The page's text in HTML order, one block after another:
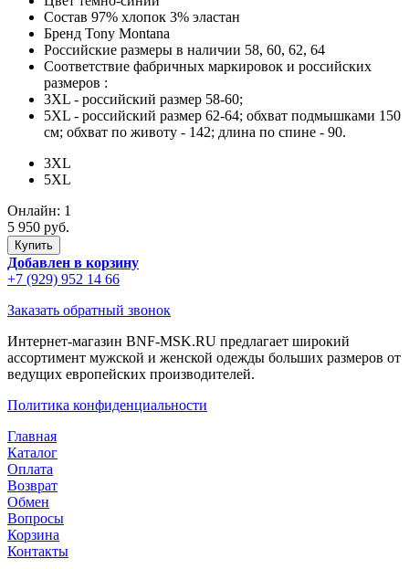
Состав 97% хлопок 3% эластан
Бренд Tony Montana
Российские размеры в наличии 58, 60, 62, 64
Соответствие фабричных маркировок и российских
размеров :
3XL - российский размер 58-60;
5XL - российский размер 62-64; обхват подмышками 150
см; обхват по животу - 142; длина по спине - 90.
3XL
5XL
Онлайн: 1
5 950 руб.
Добавлен в корзину
+7 (929) 952 14 66
Заказать обратный звонок
Интернет-магазин BNF-MSK.RU предлагает широкий
ассортимент мужской и женской одежды больших размеров от
ведущих европейских производителей.
Политика конфиденциальности
Главная
Каталог
Оплата
Возврат
Обмен
Вопросы
Корзина
Контакты